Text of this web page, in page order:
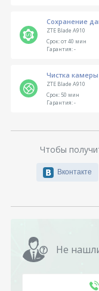
Сохранение
ZTE Blade A910
Срок:от 40 мин
Гарантия:-
Чистка камеры
ZTE Blade A910
Срок:50 мин
Гарантия:-
Чтобы
Вконтакте
Не